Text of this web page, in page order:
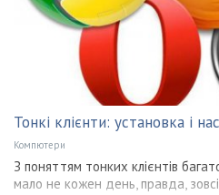
Тонкі клієнти: установка і
Компютери
З поняттям тонких клієнтів
мало не кожен день, правда,